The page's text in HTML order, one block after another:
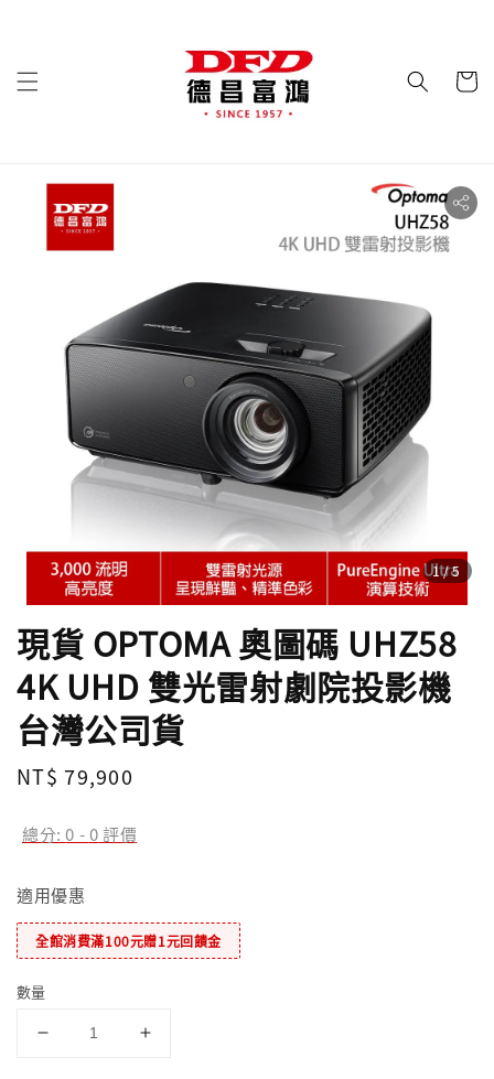
1/5
現貨 OPTOMA 奧圖碼 UHZ58
4K UHD 雙光雷射劇院投影機
台灣公司貨
Regular
NT$ 79,900
總分:0 -0評價
適用優惠
全館消費滿100元贈1元回饋金
數量